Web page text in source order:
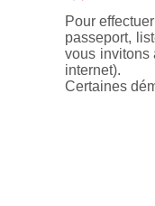
Pour effectuer
passeport,
vous
internet).
Certaines